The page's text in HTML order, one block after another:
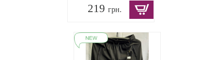
219 грн.